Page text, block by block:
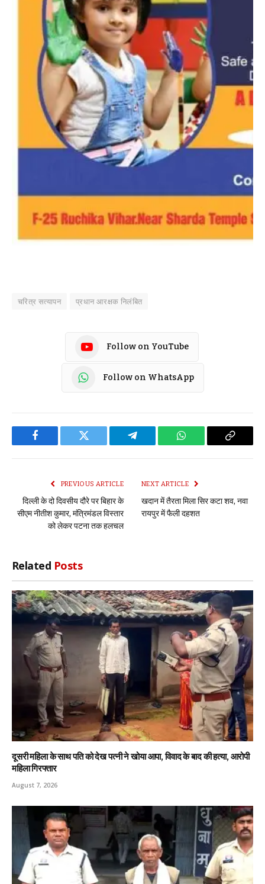
चरित्र सत्यापन प्रधान आरक्षक निलंबित
Follow on YouTube
Follow on WhatsApp
Facebook Twitter Telegram WhatsApp Copy
PREVIOUS ARTICLE
दिल्ली के दो दिवसीय दौरे पर बिहार के
सीएम नीतीश कुमार, मंत्रिमंडल विस्तार
को लेकर पटना तक हलचल
NEXT ARTICLE
खदान में तैरता मिला सिर कटा शव, नवा
रायपुर में फैली दहशत
Related Posts
दूसरी महिला के साथ पति को देख पत्नी ने खोया आपा, विवाद के बाद की हत्या, आरोपी
महिला गिरफ्तार
August 7, 2026